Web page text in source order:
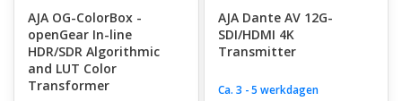
AJA OG-ColorBox -
openGear In-line
HDR/SDR Algorithmic
and LUT Color
Transformer
AJA Dante AV 12G-
SDI/HDMI 4K
Transmitter
Ca. 3 - 5 werkdagen